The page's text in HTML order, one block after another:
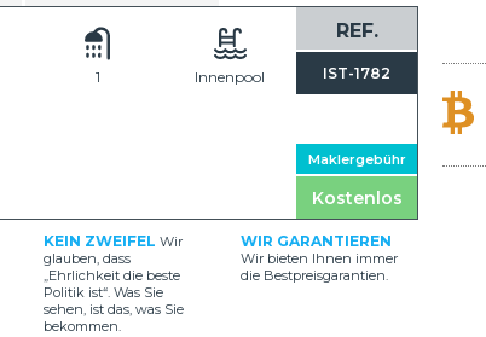
REF.
IST-1782
Maklergebühr
Kostenlos
1 Innenpool
KEIN ZWEIFEL Wir
glauben, dass
„Ehrlichkeit die beste
Politik ist“. Was Sie
sehen, ist das, was Sie
bekommen.
WIR GARANTIEREN
Wir bieten Ihnen immer
die Bestpreisgarantien.